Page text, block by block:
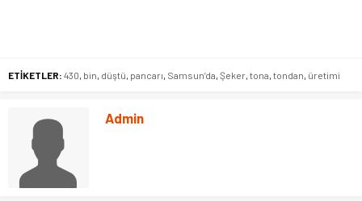
ETİKETLER: 430, bin, düştü, pancarı, Samsun’da, Şeker, tona, tondan, üretimi
Admin